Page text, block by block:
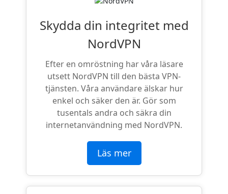
Skydda din integritet med
NordVPN
Efter en omröstning har våra läsare
utsett NordVPN till den bästa VPN-
tjänsten. Våra användare älskar hur
enkel och säker den är. Gör som
tusentals andra och säkra din
internetanvändning med NordVPN.
Läs mer